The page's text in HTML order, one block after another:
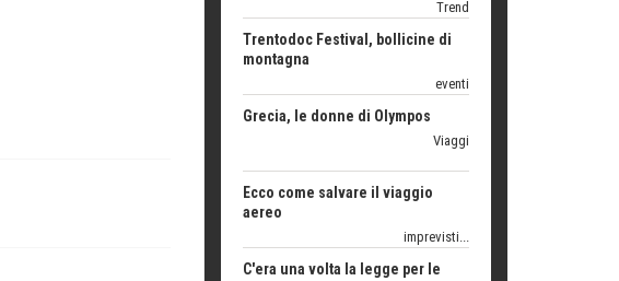
montagna
eventi
Viaggi
aereo
imprevisti...
valli del silenzio
Idee per il futuro